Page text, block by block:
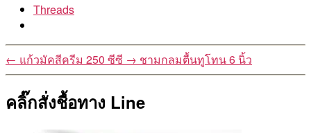
Threads
← แก้วมัคสีครีม 250 ซีซี → ชามกลมตื้นทูโทน 6 นิ้ว
คลิ๊กสั่งชื้อทาง Line